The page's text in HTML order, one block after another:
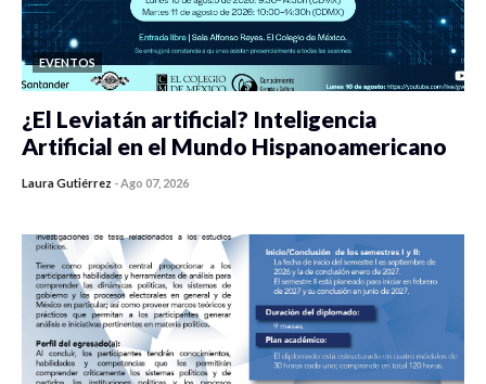
EVENTOS
¿El Leviatán artificial? Inteligencia
Artificial en el Mundo Hispanoamericano
Laura Gutiérrez -Ago 07, 2026